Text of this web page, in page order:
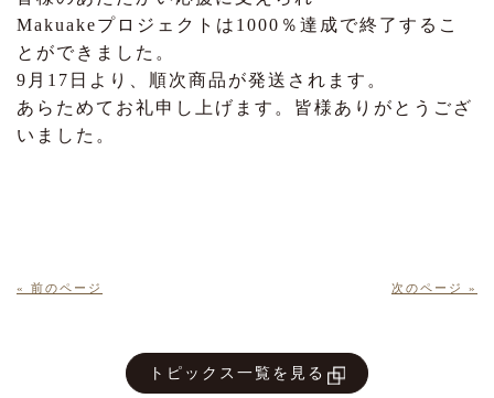
Makuakeプロジェクトは1000％達成で終了するこ
とができました。
9月17日より、順次商品が発送されます。
あらためてお礼申し上げます。皆様ありがとうござ
いました。
« 前のページ 次のページ »
トピックス一覧を見る